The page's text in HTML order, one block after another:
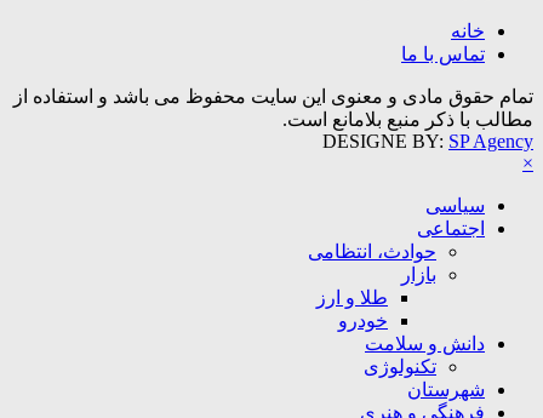
خانه
تماس با ما
تمام حقوق مادی و معنوی این سایت محفوظ می باشد و استفاده از
مطالب با ذکر منبع بلامانع است.
DESIGNE BY: SP Agency
×
سیاسی
اجتماعی
حوادث، انتظامی
بازار
طلا و ارز
خودرو
دانش و سلامت
تکنولوژی
شهرستان
فرهنگی و هنری